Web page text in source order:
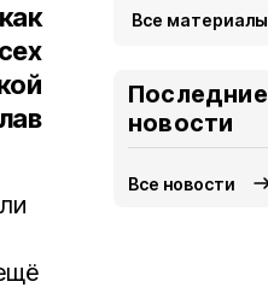
Все материалы
Последние
новости
Все новости